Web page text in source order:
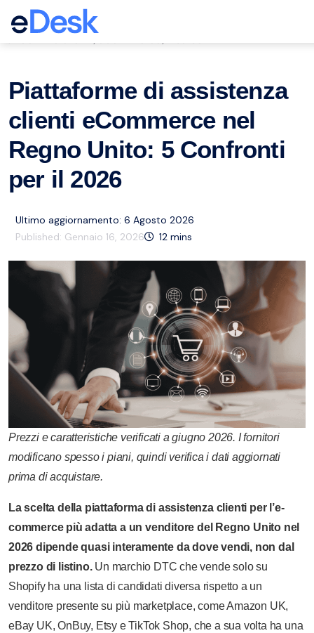
eCommerce Support Central
Piattaforme di assistenza
clienti eCommerce nel
Regno Unito: 5 Confronti
per il 2026
Ultimo aggiornamento: 6 Agosto 2026
Published: Gennaio 16, 2026 12 mins
Prezzi e caratteristiche verificati a giugno 2026. I fornitori
modificano spesso i piani, quindi verifica i dati aggiornati
prima di acquistare.
La scelta della piattaforma di assistenza clienti per l’e-
commerce più adatta a un venditore del Regno Unito nel
2026 dipende quasi interamente da dove vendi, non dal
prezzo di listino. Un marchio DTC che vende solo su
Shopify ha una lista di candidati diversa rispetto a un
venditore presente su più marketplace, come Amazon UK,
eBay UK, OnBuy, Etsy e TikTok Shop, che a sua volta ha una